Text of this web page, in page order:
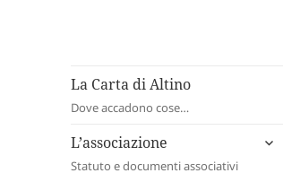
La Carta di Altino
Dove accadono cose…
L’associazione
Statuto e documenti associativi
apri